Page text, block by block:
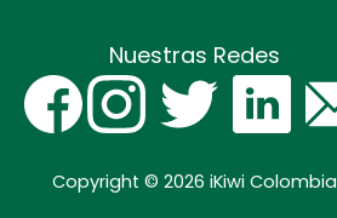
Nuestras Redes
Copyright © 2026 iKiwi Colombia